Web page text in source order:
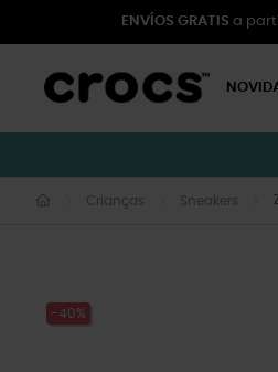
ENVÍOS GRATIS a
Crianças Sneakers
-40%